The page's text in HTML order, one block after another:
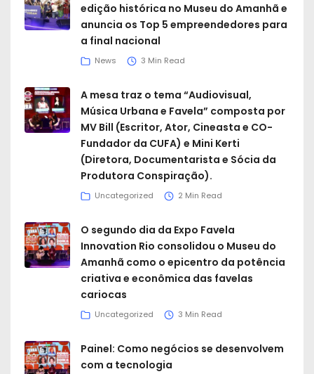
edição histórica no Museu do Amanhã e
anuncia os Top 5 empreendedores para
a final nacional
News 3 Min Read
A mesa traz o tema “Audiovisual,
Música Urbana e Favela” composta por
MV Bill (Escritor, Ator, Cineasta e CO-
Fundador da CUFA) e Mini Kerti
(Diretora, Documentarista e Sócia da
Produtora Conspiração).
Uncategorized 2 Min Read
O segundo dia da Expo Favela
Innovation Rio consolidou o Museu do
Amanhã como o epicentro da potência
criativa e econômica das favelas
cariocas
Uncategorized 3 Min Read
Painel: Como negócios se desenvolvem
com a tecnologia